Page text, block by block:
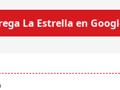
La Estrella en